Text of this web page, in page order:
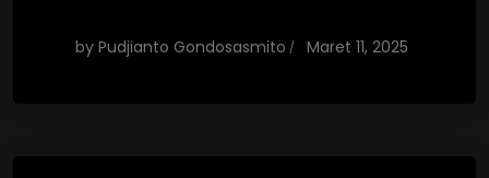
by Pudjianto Gondosasmito Maret 11, 2025